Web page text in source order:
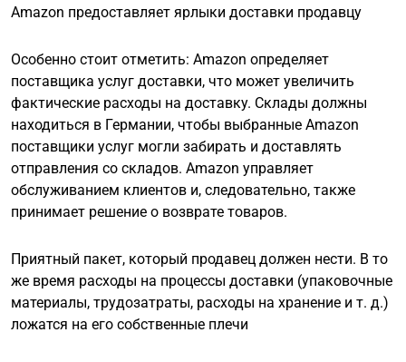
Amazon предоставляет ярлыки доставки продавцу
Особенно стоит отметить: Amazon определяет
поставщика услуг доставки, что может увеличить
фактические расходы на доставку. Склады должны
находиться в Германии, чтобы выбранные Amazon
поставщики услуг могли забирать и доставлять
отправления со складов. Amazon управляет
обслуживанием клиентов и, следовательно, также
принимает решение о возврате товаров.
Приятный пакет, который продавец должен нести. В то
же время расходы на процессы доставки (упаковочные
материалы, трудозатраты, расходы на хранение и т. д.)
ложатся на его собственные плечи